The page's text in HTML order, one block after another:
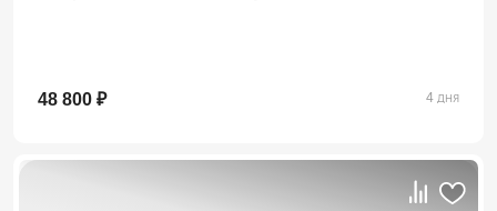
48 800 ₽ 4 дня